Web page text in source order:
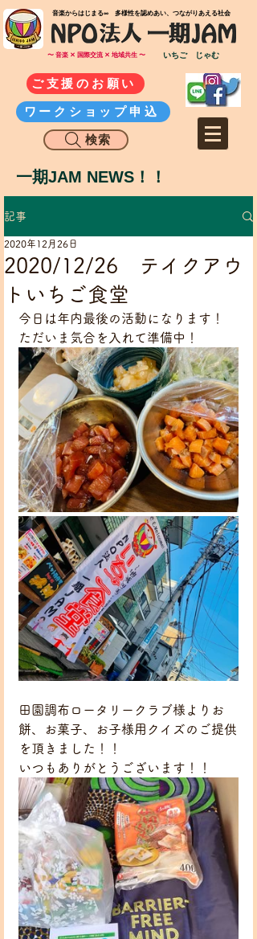
​音楽からはじまる∞ 多様性を認めあい、つながりあえる社会
〜 音楽 ✕ 国際交流 ✕ 地域共生 〜 いちご じゃむ
ご支援のお願い
ワークショップ申込
検索
一期JAM NEWS！！
記事
2020/12/26 テイクアウ
トいちご食堂
2020年12月26日
今日は年内最後の活動になります！
ただいま気合を入れて準備中！
田園調布ロータリークラブ様よりお
餅、お菓子、お子様用クイズのご提供
を頂きました！！
いつもありがとうございます！！